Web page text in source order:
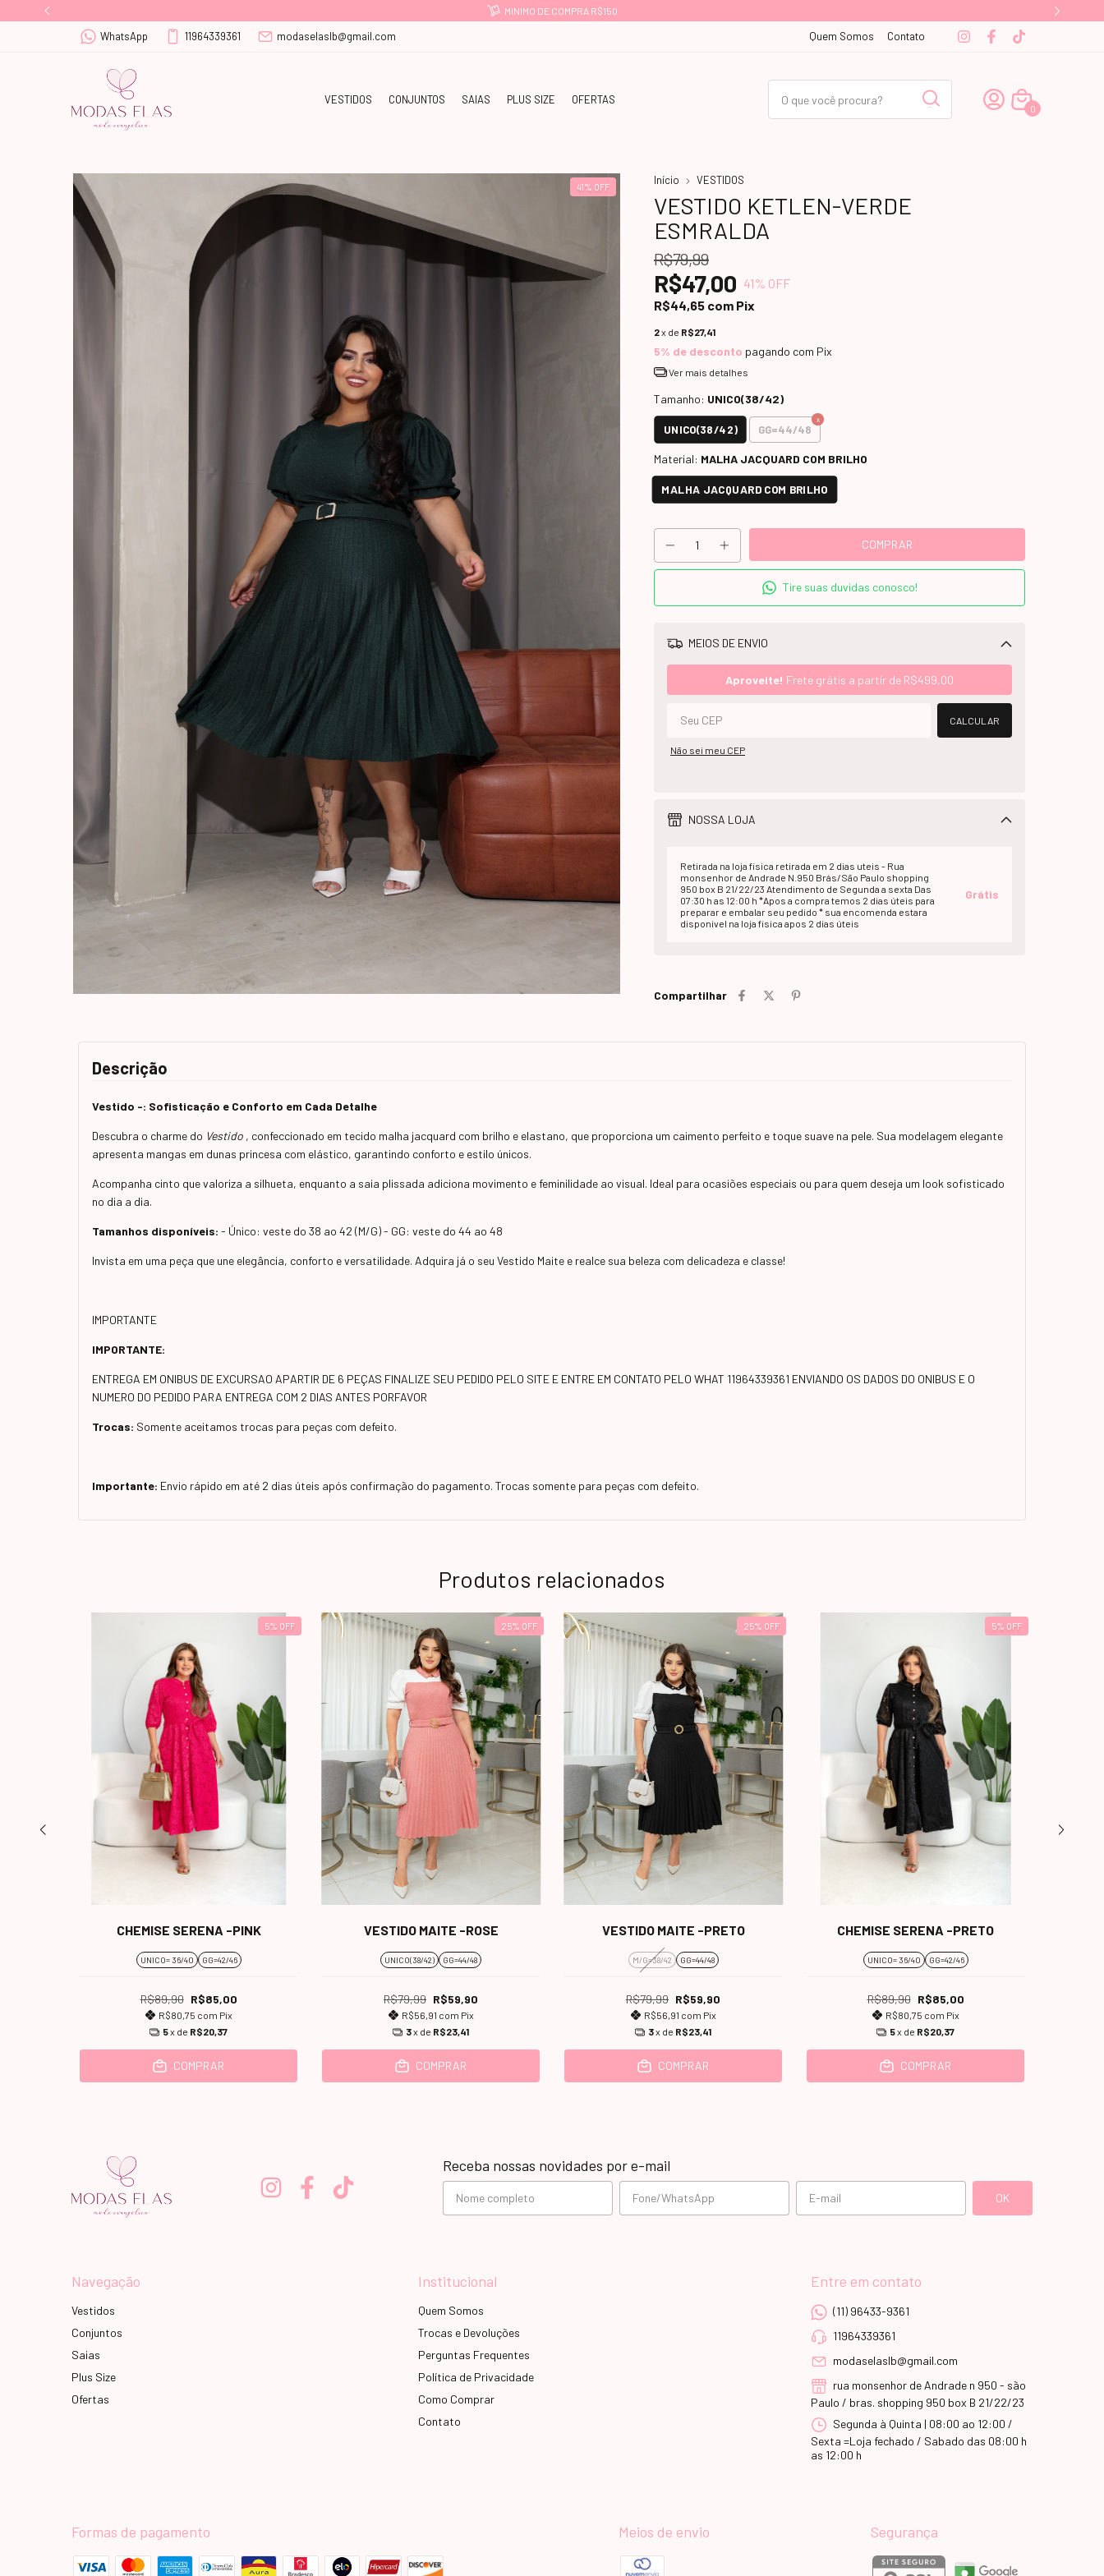
MINIMO DE COMPRA R$150
WhatsApp 11964339361 modaselaslb@gmail.com Quem Somos Contato
VESTIDOS CONJUNTOS SAIAS PLUS SIZE OFERTAS
0
41% OFF
Início VESTIDOS
VESTIDO KETLEN-VERDE
ESMRALDA
R$79,99
R$47,00 41% OFF
R$44,65 com Pix
2x de R$27,41
5% de desconto pagando com Pix
Ver mais detalhes
Tamanho: UNICO(38/42)
UNICO(38/42) GG=44/48
Material: MALHA JACQUARD COM BRILHO
MALHA JACQUARD COM BRILHO
Tire suas duvidas conosco!
MEIOS DE ENVIO
Aproveite! Frete grátis a partir de R$499,00
CALCULAR
Não sei meu CEP
NOSSA LOJA
Retirada na loja fisica retirada em 2 dias uteis - Rua
monsenhor de Andrade N.950 Brás/São Paulo shopping
950 box B 21/22/23 Atendimento de Segunda a sexta Das
07:30 h as 12:00 h *Apos a compra temos 2 dias úteis para
preparar e embalar seu pedido * sua encomenda estara
disponivel na loja fisica apos 2 dias úteis
Grátis
Compartilhar
Descrição
Vestido -: Sofisticação e Conforto em Cada Detalhe
Descubra o charme do Vestido , confeccionado em tecido malha jacquard com brilho e elastano, que proporciona um caimento perfeito e toque suave na pele. Sua modelagem elegante
apresenta mangas em dunas princesa com elástico, garantindo conforto e estilo únicos.
Acompanha cinto que valoriza a silhueta, enquanto a saia plissada adiciona movimento e feminilidade ao visual. Ideal para ocasiões especiais ou para quem deseja um look sofisticado
no dia a dia.
Tamanhos disponíveis: - Único: veste do 38 ao 42 (M/G) - GG: veste do 44 ao 48
Invista em uma peça que une elegância, conforto e versatilidade. Adquira já o seu Vestido Maite e realce sua beleza com delicadeza e classe!
IMPORTANTE
IMPORTANTE:
ENTREGA EM ONIBUS DE EXCURSAO APARTIR DE 6 PEÇAS FINALIZE SEU PEDIDO PELO SITE E ENTRE EM CONTATO PELO WHAT 11964339361 ENVIANDO OS DADOS DO ONIBUS E O
NUMERO DO PEDIDO PARA ENTREGA COM 2 DIAS ANTES PORFAVOR
Trocas: Somente aceitamos trocas para peças com defeito.
Importante: Envio rápido em até 2 dias úteis após confirmação do pagamento. Trocas somente para peças com defeito.
Produtos relacionados
5% OFF
CHEMISE SERENA -PINK
UNICO= 36/40 GG=42/46
R$89,90 R$85,00
R$80,75 com Pix
5x de R$20,37
COMPRAR
25% OFF
VESTIDO MAITE -ROSE
UNICO(38/42) GG=44/48
R$79,99 R$59,90
R$56,91 com Pix
3x de R$23,41
COMPRAR
25% OFF
VESTIDO MAITE -PRETO
M/G=38/42 GG=44/48
R$79,99 R$59,90
R$56,91 com Pix
3x de R$23,41
COMPRAR
5% OFF
CHEMISE SERENA -PRETO
UNICO= 36/40 GG=42/46
R$89,90 R$85,00
R$80,75 com Pix
5x de R$20,37
COMPRAR
Receba nossas novidades por e-mail
Navegação
Vestidos
Conjuntos
Saias
Plus Size
Ofertas
Institucional
Quem Somos
Trocas e Devoluções
Perguntas Frequentes
Política de Privacidade
Como Comprar
Contato
Entre em contato
(11) 96433-9361
11964339361
modaselaslb@gmail.com
rua monsenhor de Andrade n 950 - são
Paulo / bras. shopping 950 box B 21/22/23
Segunda à Quinta | 08:00 ao 12:00 /
Sexta =Loja fechado / Sabado das 08:00 h
as 12:00 h
Formas de pagamento Meios de envio Segurança